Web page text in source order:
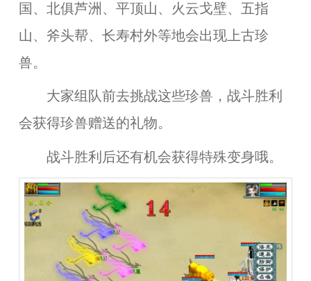
国、北俱芦洲、平顶山、火云戈壁、五指
山、斧头帮、长寿村外等地会出现上古珍
兽。
大家组队前去挑战这些珍兽，战斗胜利
会获得珍兽赠送的礼物。
战斗胜利后还有机会获得特殊变身哦。